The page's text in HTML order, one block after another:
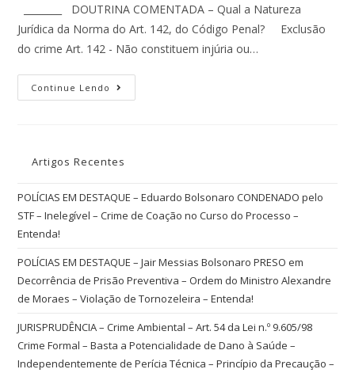
________ DOUTRINA COMENTADA – Qual a Natureza
Jurídica da Norma do Art. 142, do Código Penal? Exclusão
do crime Art. 142 - Não constituem injúria ou…
Continue Lendo
Artigos Recentes
POLÍCIAS EM DESTAQUE – Eduardo Bolsonaro CONDENADO pelo
STF – Inelegível – Crime de Coação no Curso do Processo –
Entenda!
POLÍCIAS EM DESTAQUE – Jair Messias Bolsonaro PRESO em
Decorrência de Prisão Preventiva – Ordem do Ministro Alexandre
de Moraes – Violação de Tornozeleira – Entenda!
JURISPRUDÊNCIA – Crime Ambiental – Art. 54 da Lei n.º 9.605/98
Crime Formal – Basta a Potencialidade de Dano à Saúde –
Independentemente de Perícia Técnica – Princípio da Precaução –